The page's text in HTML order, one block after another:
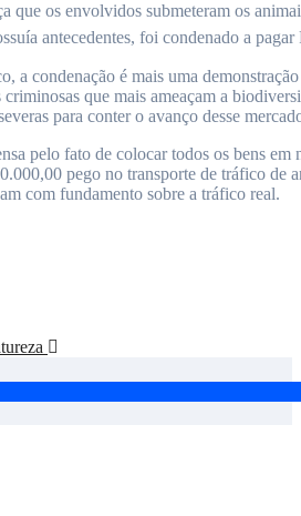
que os envolvidos submeteram os
antecedentes, foi condenado a
a condenação é mais uma
criminosas que mais ameaçam a
para conter o avanço desse
pelo fato de colocar todos os bens
pego no transporte de tráfico de
com fundamento sobre a tráfico real.